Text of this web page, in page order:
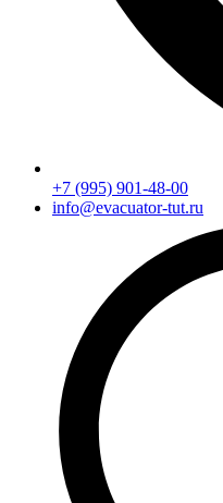
+7 (995) 901-48-00
info@evacuator-tut.ru